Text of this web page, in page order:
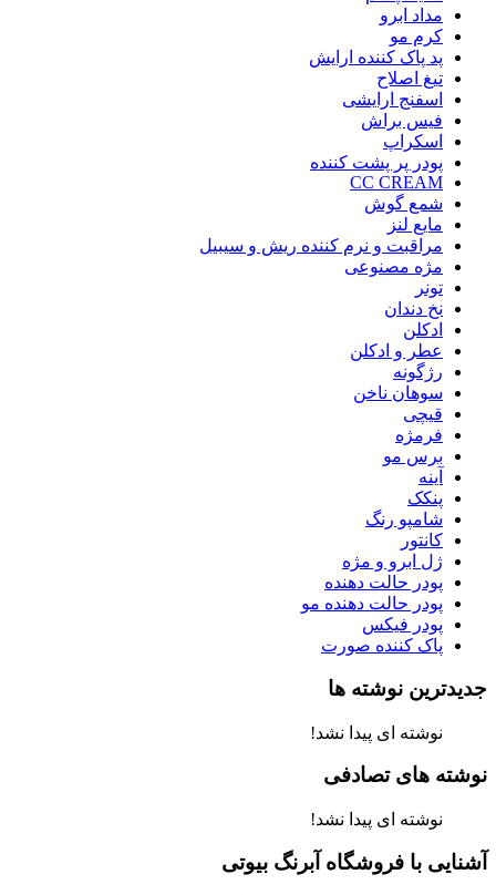
مداد ابرو
کرم مو
پد پاک کننده ارایش
تیغ اصلاح
اسفنج ارایشی
فیس براش
اسکراپ
پودر پر پشت کننده
CC CREAM
شمع گوش
مایع لنز
مراقبت و نرم کننده ریش و سیبیل
مژه مصنوعی
تونر
نخ دندان
ادکلن
عطر و ادکلن
رژگونه
سوهان ناخن
قیچی
فرمژه
برس مو
آینه
پنکک
شامپو رنگ
کانتور
ژل ابرو و مژه
پودر حالت دهنده
پودر حالت دهنده مو
پودر فیکس
پاک کننده صورت
جدیدترین نوشته ها
نوشته ای پیدا نشد!
نوشته های تصادفی
نوشته ای پیدا نشد!
آشنایی با فروشگاه آبرنگ بیوتی